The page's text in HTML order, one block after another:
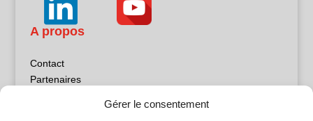
Gérer le consentement
A propos
Contact
Partenaires